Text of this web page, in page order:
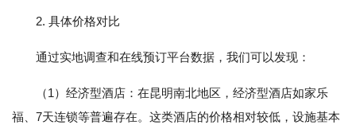
2. 具体价格对比
通过实地调查和在线预订平台数据，我们可以发现：
（1）经济型酒店：在昆明南北地区，经济型酒店如家乐
福、7天连锁等普遍存在。这类酒店的价格相对较低，设施基本